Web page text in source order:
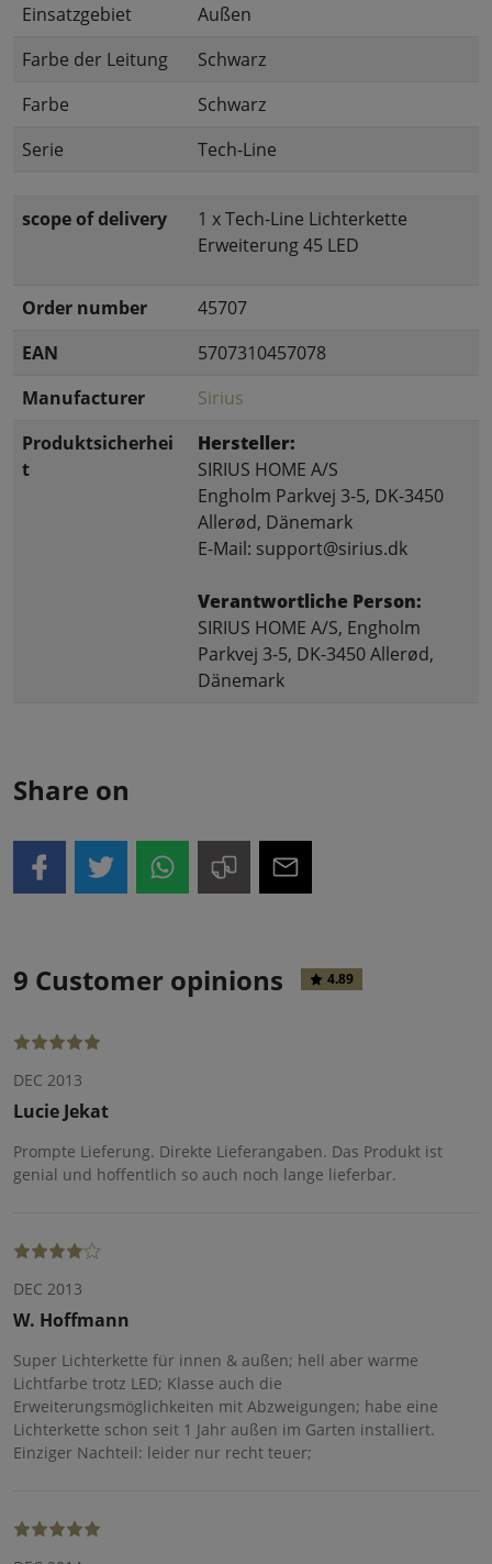
Einsatzgebiet
Außen
Farbe der Leitung
Schwarz
Farbe
Schwarz
Serie
Tech-Line
scope of delivery
1 x Tech-Line Lichterkette
Erweiterung 45 LED
Order number
45707
EAN
5707310457078
Manufacturer
Sirius
Produktsicherhei
t
Hersteller:
SIRIUS HOME A/S
Engholm Parkvej 3-5, DK-3450
Allerød, Dänemark
E-Mail: support@sirius.dk
Verantwortliche Person:
SIRIUS HOME A/S, Engholm
Parkvej 3-5, DK-3450 Allerød,
Dänemark
Share on
9 Customer opinions 4.89
DEC 2013
Lucie Jekat
Prompte Lieferung. Direkte Lieferangaben. Das Produkt ist
genial und hoffentlich so auch noch lange lieferbar.
DEC 2013
W. Hoffmann
Super Lichterkette für innen & außen; hell aber warme
Lichtfarbe trotz LED; Klasse auch die
Erweiterungsmöglichkeiten mit Abzweigungen; habe eine
Lichterkette schon seit 1 Jahr außen im Garten installiert.
Einziger Nachteil: leider nur recht teuer;